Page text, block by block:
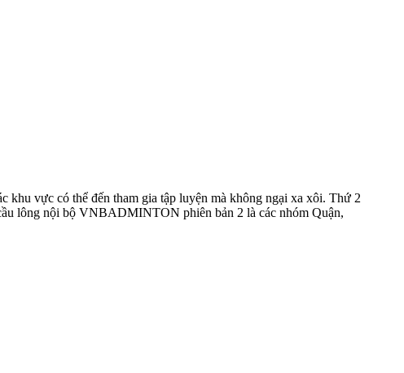
khu vực có thể đến tham gia tập luyện mà không ngại xa xôi. Thứ 2
lông nội bộ VNBADMINTON phiên bản 2 là các nhóm Quận,